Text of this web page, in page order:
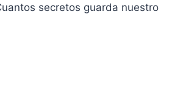
secretos guarda nuestro